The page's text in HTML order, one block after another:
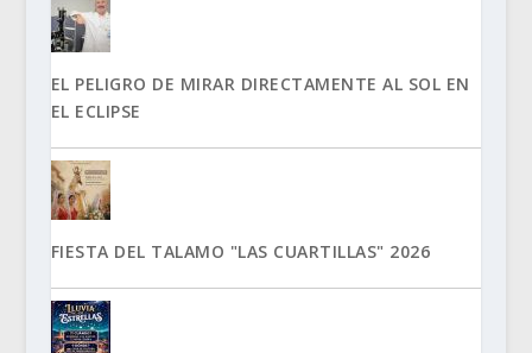
EL PELIGRO DE MIRAR DIRECTAMENTE AL SOL EN
EL ECLIPSE
FIESTA DEL TALAMO "LAS CUARTILLAS" 2026